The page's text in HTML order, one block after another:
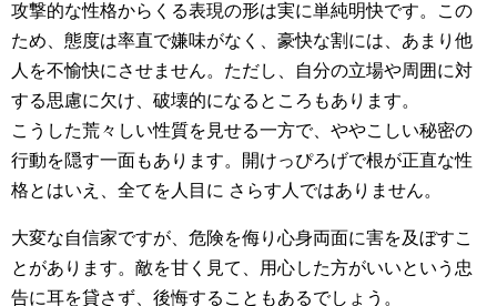
攻撃的な性格からくる表現の形は実に単純明快です。この
ため、態度は率直で嫌味がなく、豪快な割には、あまり他
人を不愉快にさせません。ただし、自分の立場や周囲に対
する思慮に欠け、破壊的になるところもあります。
こうした荒々しい性質を見せる一方で、ややこしい秘密の
行動を隠す一面もあります。開けっぴろげで根が正直な性
格とはいえ、全てを人目に さらす人ではありません。
大変な自信家ですが、危険を侮り心身両面に害を及ぼすこ
とがあります。敵を甘く見て、用心した方がいいという忠
告に耳を貸さず、後悔することもあるでしょう。